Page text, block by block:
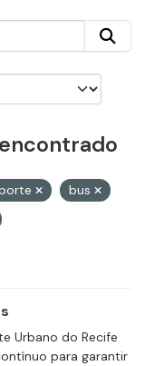
bus
Urbano do Recife
para garantir